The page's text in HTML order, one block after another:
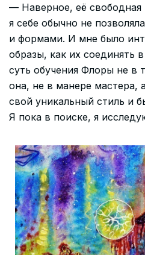
— Наверное, её свободная
я себе обычно не
и формами. И мне было
образы, как их соединять
суть обучения Флоры не в
она, не в манере мастера,
свой уникальный стиль и
Я пока в поиске, я